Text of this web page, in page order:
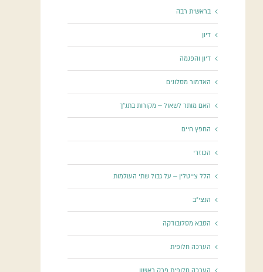
בראשית רבה
דיון
דיון והפנמה
האדמור מסלונים
האם מותר לשאול – מקורות בתנ"ך
החפץ חיים
הכוזרי
הלל צייטלין – על גבול שתי העולמות
הנצי"ב
הסבא מסלובודקה
הערכה חלופית